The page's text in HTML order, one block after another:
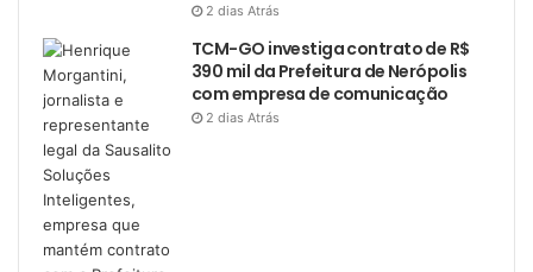
2 dias Atrás
TCM-GO investiga contrato de R$
390 mil da Prefeitura de Nerópolis
com empresa de comunicação
2 dias Atrás